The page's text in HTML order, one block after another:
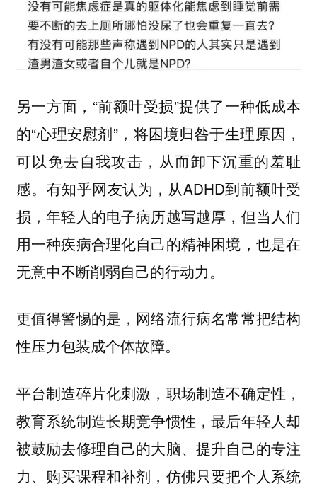
另一方面，“前额叶受损”提供了一种低成本
的“心理安慰剂”，将困境归咎于生理原因，
可以免去自我攻击，从而卸下沉重的羞耻
感。有知乎网友认为，从ADHD到前额叶受
损，年轻人的电子病历越写越厚，但当人们
用一种疾病合理化自己的精神困境，也是在
无意中不断削弱自己的行动力。
更值得警惕的是，网络流行病名常常把结构
性压力包装成个体故障。
平台制造碎片化刺激，职场制造不确定性，
教育系统制造长期竞争惯性，最后年轻人却
被鼓励去修理自己的大脑、提升自己的专注
力、购买课程和补剂，仿佛只要把个人系统